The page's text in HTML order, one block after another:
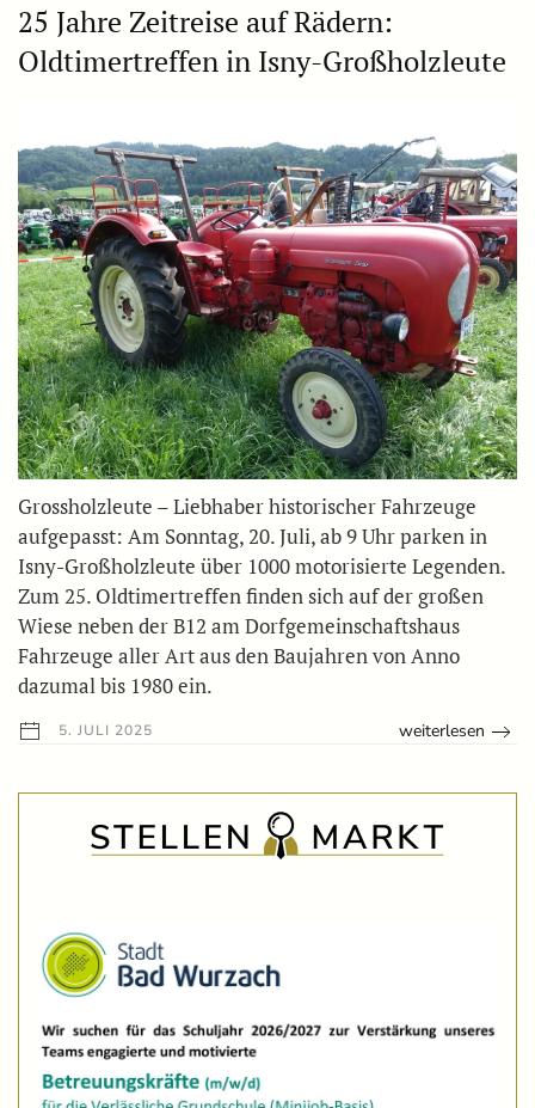
25 Jahre Zeitreise auf Rädern:
Oldtimertreffen in Isny-Großholzleute
Grossholzleute – Liebhaber historischer Fahrzeuge
aufgepasst: Am Sonntag, 20. Juli, ab 9 Uhr parken in
Isny-Großholzleute über 1000 motorisierte Legenden.
Zum 25. Oldtimertreffen finden sich auf der großen
Wiese neben der B12 am Dorfgemeinschaftshaus
Fahrzeuge aller Art aus den Baujahren von Anno
dazumal bis 1980 ein.
5. JULI 2025 weiterlesen